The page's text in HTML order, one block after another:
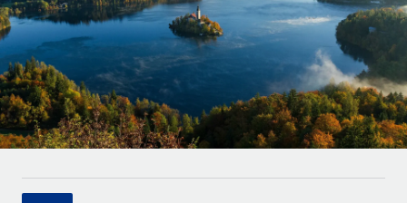
CASE STUDIES
Español
Italiano
Português (Portugal)
日本語
한국어